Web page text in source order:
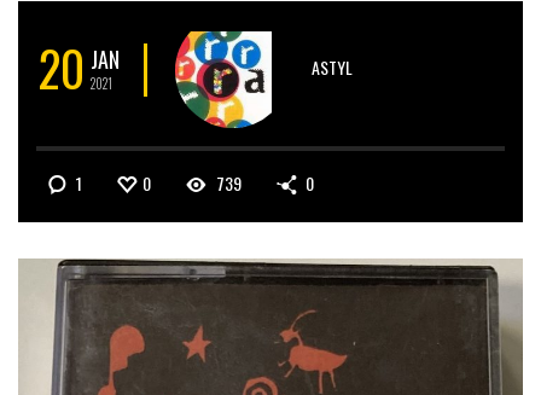
20 JAN
2021
ASTYL
1 0 739 0